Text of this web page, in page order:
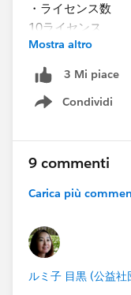
・ライセンス数
10ライセンス
・ファンドレッ
ドレックスDRM
-はい
・SFDC社/ NPO
講されましたか？
NPOサポートセン
スの基礎講座（5
Mostra altro
3 Mi piace
Condividi
Show menu
9 commenti
Carica più
ルミ子 目黒 (公益